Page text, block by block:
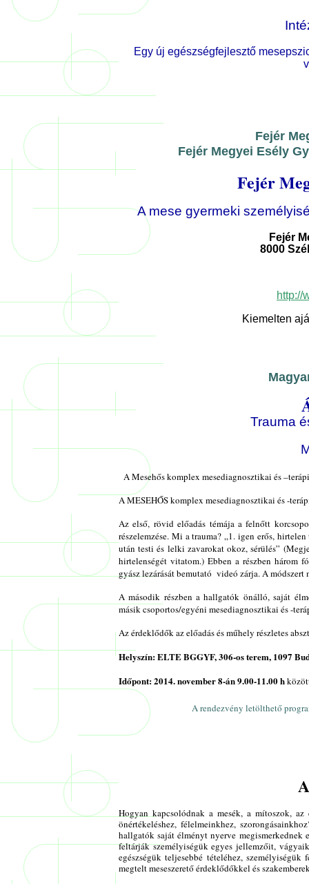
Egy új egészségfejlesztő
Fejér
Fejér Megyei Esély
Fejér
A mese gyermeki
Fejér
8000
http://
Kiemelten
Trauma
A Mesehős komplex mesediagnosztikai és
A MESEHŐS komplex mesediagnosztikai és -
Az első, rövid előadás témája a felnőtt
részelemzése. Mi a trauma? „1. igen erős,
után testi és lelki zavarokat okoz, sérülés”
hirtelenségét vitatom.) Ebben a részben három
gyász lezárását bemutató videó zárja. A módszert
A második részben a hallgatók önálló, saját
másik csoportos/egyéni mesediagnosztikai és -
Az érdeklődők az előadás és műhely részletes
Helyszín: ELTE BGGYF, 306-os terem, 1097
Időpont: 2014. november 8-án 9.00-11.00 h
A rendezvény letölthető
Hogyan kapcsolódnak a mesék, a mítoszok,
önértékeléshez, félelmeinkhez,
hallgatók saját élményt nyerve
feltárják személyiségük egyes jellemzőit,
egészségük teljesebbé tételéhez,
megtelt meseszerető érdeklődőkkel és